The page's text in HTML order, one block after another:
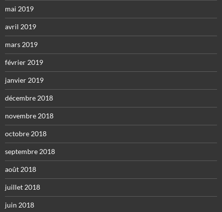
mai 2019
avril 2019
mars 2019
février 2019
janvier 2019
décembre 2018
novembre 2018
octobre 2018
septembre 2018
août 2018
juillet 2018
juin 2018